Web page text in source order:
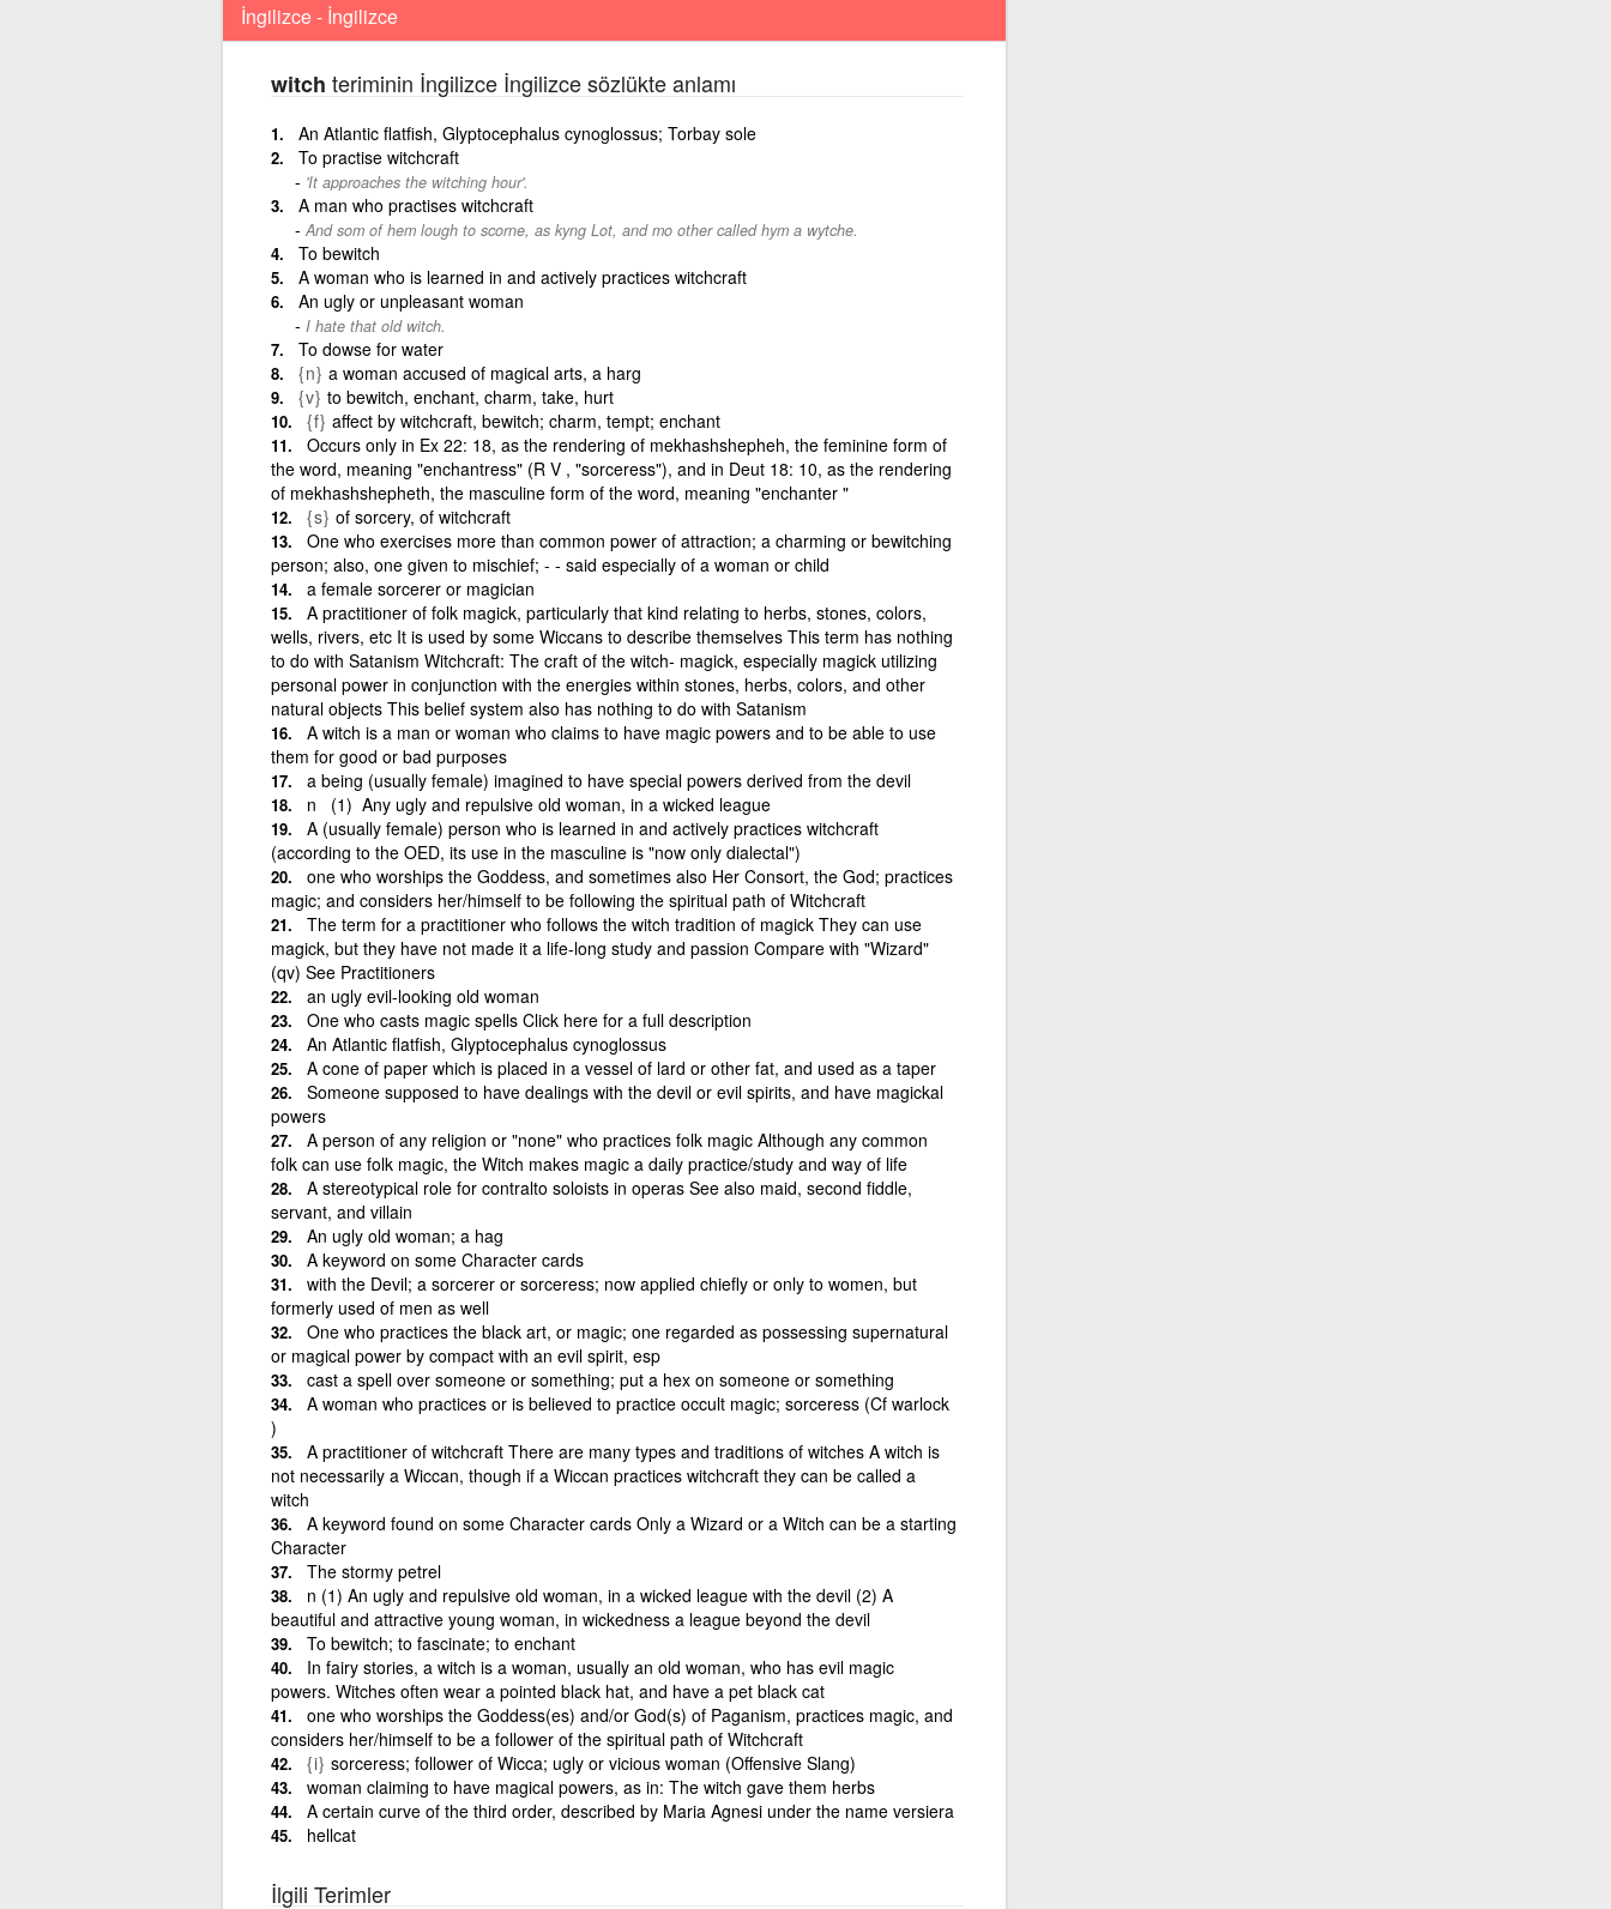
İngilizce - İngilizce
witch teriminin İngilizce İngilizce sözlükte anlamı
An Atlantic flatfish, Glyptocephalus cynoglossus; Torbay sole
To practise witchcraft
'It approaches the witching hour'.
A man who practises witchcraft
And som of hem lough to scorne, as kyng Lot, and mo other called hym a wytche.
To bewitch
A woman who is learned in and actively practices witchcraft
An ugly or unpleasant woman
I hate that old witch.
To dowse for water
{n} a woman accused of magical arts, a harg
{v} to bewitch, enchant, charm, take, hurt
{f} affect by witchcraft, bewitch; charm, tempt; enchant
Occurs only in Ex 22: 18, as the rendering of mekhashshepheh, the feminine form of
the word, meaning "enchantress" (R V , "sorceress"), and in Deut 18: 10, as the rendering
of mekhashshepheth, the masculine form of the word, meaning "enchanter "
{s} of sorcery, of witchcraft
One who exercises more than common power of attraction; a charming or bewitching
person; also, one given to mischief; - - said especially of a woman or child
a female sorcerer or magician
A practitioner of folk magick, particularly that kind relating to herbs, stones, colors,
wells, rivers, etc It is used by some Wiccans to describe themselves This term has nothing
to do with Satanism Witchcraft: The craft of the witch- magick, especially magick utilizing
personal power in conjunction with the energies within stones, herbs, colors, and other
natural objects This belief system also has nothing to do with Satanism
A witch is a man or woman who claims to have magic powers and to be able to use
them for good or bad purposes
a being (usually female) imagined to have special powers derived from the devil
n (1) Any ugly and repulsive old woman, in a wicked league
A (usually female) person who is learned in and actively practices witchcraft
(according to the OED, its use in the masculine is "now only dialectal")
one who worships the Goddess, and sometimes also Her Consort, the God; practices
magic; and considers her/himself to be following the spiritual path of Witchcraft
The term for a practitioner who follows the witch tradition of magick They can use
magick, but they have not made it a life-long study and passion Compare with "Wizard"
(qv) See Practitioners
an ugly evil-looking old woman
One who casts magic spells Click here for a full description
An Atlantic flatfish, Glyptocephalus cynoglossus
A cone of paper which is placed in a vessel of lard or other fat, and used as a taper
Someone supposed to have dealings with the devil or evil spirits, and have magickal
powers
A person of any religion or "none" who practices folk magic Although any common
folk can use folk magic, the Witch makes magic a daily practice/study and way of life
A stereotypical role for contralto soloists in operas See also maid, second fiddle,
servant, and villain
An ugly old woman; a hag
A keyword on some Character cards
with the Devil; a sorcerer or sorceress; now applied chiefly or only to women, but
formerly used of men as well
One who practices the black art, or magic; one regarded as possessing supernatural
or magical power by compact with an evil spirit, esp
cast a spell over someone or something; put a hex on someone or something
A woman who practices or is believed to practice occult magic; sorceress (Cf warlock
)
A practitioner of witchcraft There are many types and traditions of witches A witch is
not necessarily a Wiccan, though if a Wiccan practices witchcraft they can be called a
witch
A keyword found on some Character cards Only a Wizard or a Witch can be a starting
Character
The stormy petrel
n (1) An ugly and repulsive old woman, in a wicked league with the devil (2) A
beautiful and attractive young woman, in wickedness a league beyond the devil
To bewitch; to fascinate; to enchant
In fairy stories, a witch is a woman, usually an old woman, who has evil magic
powers. Witches often wear a pointed black hat, and have a pet black cat
one who worships the Goddess(es) and/or God(s) of Paganism, practices magic, and
considers her/himself to be a follower of the spiritual path of Witchcraft
{i} sorceress; follower of Wicca; ugly or vicious woman (Offensive Slang)
woman claiming to have magical powers, as in: The witch gave them herbs
A certain curve of the third order, described by Maria Agnesi under the name versiera
hellcat
İlgili Terimler